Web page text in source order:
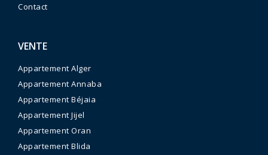
Contact
VENTE
Appartement Alger
Appartement Annaba
Appartement Béjaia
Appartement Jijel
Appartement Oran
Appartement Blida